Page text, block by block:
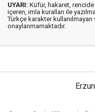
UYARI: Küfür, hakaret,
içeren, imla kuralları ile
Türkçe karakter
onaylanmamaktadır.